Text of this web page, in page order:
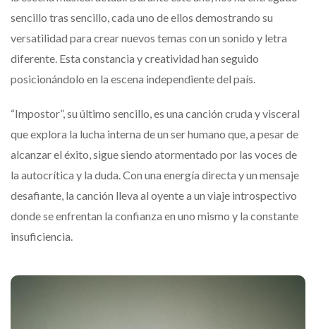
sencillo tras sencillo, cada uno de ellos demostrando su
versatilidad para crear nuevos temas con un sonido y letra
diferente. Esta constancia y creatividad han seguido
posicionándolo en la escena independiente del país.
“Impostor”, su último sencillo, es una canción cruda y visceral
que explora la lucha interna de un ser humano que, a pesar de
alcanzar el éxito, sigue siendo atormentado por las voces de
la autocrítica y la duda. Con una energía directa y un mensaje
desafiante, la canción lleva al oyente a un viaje introspectivo
donde se enfrentan la confianza en uno mismo y la constante
insuficiencia.